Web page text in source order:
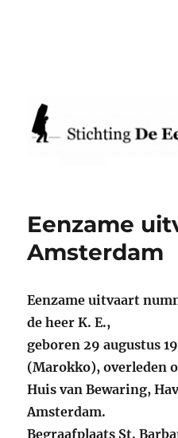
Eenzame
Amsterdam
Eenzame uitvaart
de heer K. E.,
geboren 29 augustus
(Marokko), overleden
Huis van Bewaring,
Amsterdam.
Begraafplaats St.